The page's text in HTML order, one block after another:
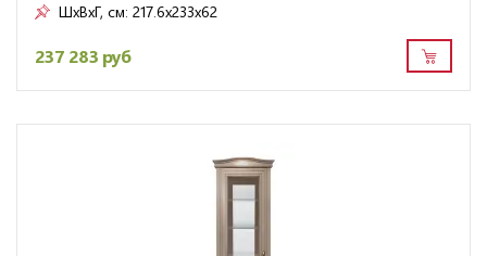
ШxВxГ, см: 217.6x233x62
237 283 руб